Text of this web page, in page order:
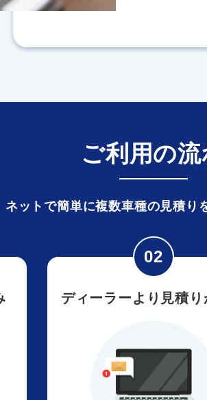
ご利用の流
ネットで簡単に複数車種の見積り
ディーラーより見積り